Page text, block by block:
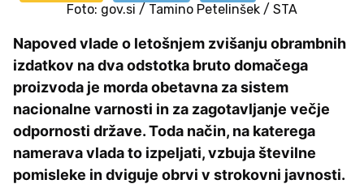
Foto: gov.si / Tamino Petelinšek / STA
Napoved vlade o letošnjem zvišanju obrambnih
izdatkov na dva odstotka bruto domačega
proizvoda je morda obetavna za sistem
nacionalne varnosti in za zagotavljanje večje
odpornosti države. Toda način, na katerega
namerava vlada to izpeljati, vzbuja številne
pomisleke in dviguje obrvi v strokovni javnosti.